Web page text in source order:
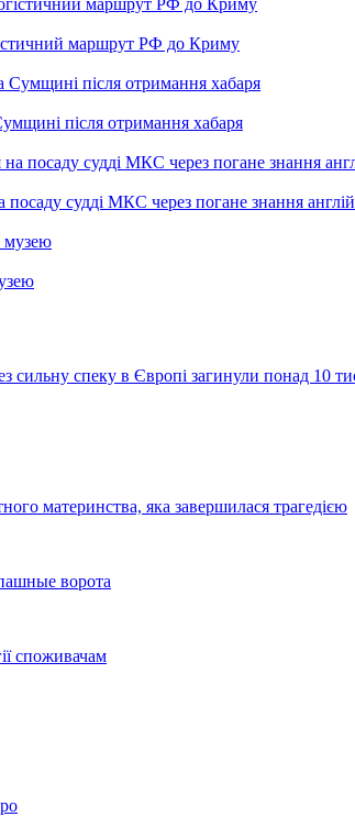
маршрут РФ до Криму
після отримання хабаря
судді МКС через погане знання
сильну спеку в Європі загинули понад 10
материнства, яка завершилася трагедією
ворота
споживачам